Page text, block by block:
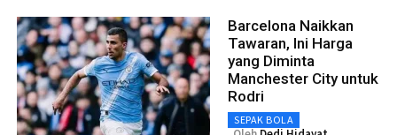
Barcelona Naikkan
Tawaran, Ini Harga
yang Diminta
Manchester City untuk
Rodri
SEPAK BOLA